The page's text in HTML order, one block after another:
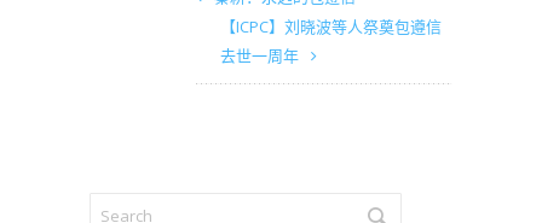
【ICPC】刘晓波等人祭奠包遵信
去世一周年